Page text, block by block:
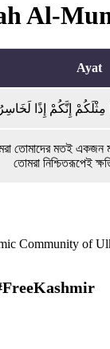
Al-
Ayat
إِنَّكُمْ إِذًا
তোমাদের মতই
তোমরা নিশ্চিতরূপেই
Community of